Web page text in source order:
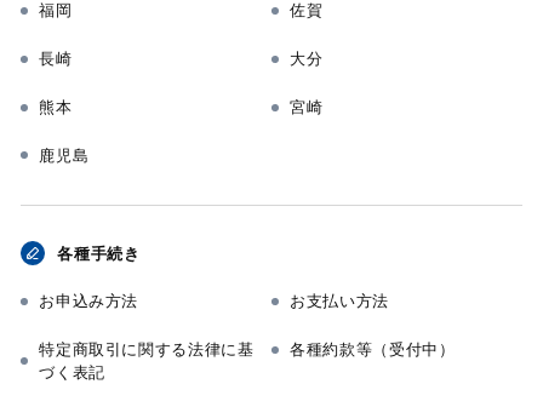
福岡 佐賀
長崎 大分
熊本 宮崎
鹿児島
各種手続き
お申込み方法 お支払い方法
特定商取引に関する法律に基
づく表記
各種約款等（受付中）